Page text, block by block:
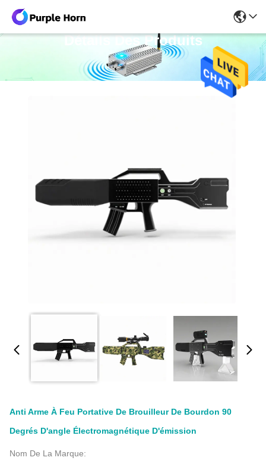
Détails Des Produits
Anti Arme À Feu Portative De Brouilleur De Bourdon 90
Degrés D'angle Électromagnétique D'émission
Nom De La Marque: